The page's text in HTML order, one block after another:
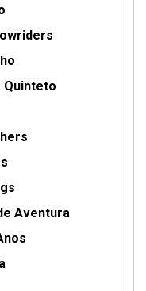
Quinteto
Aventura